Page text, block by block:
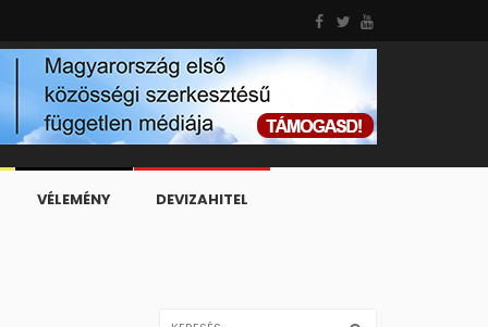
VÉLEMÉNY DEVIZAHITEL